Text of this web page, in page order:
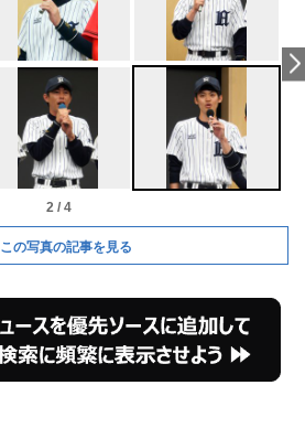
2 / 4
この写真の記事を見る